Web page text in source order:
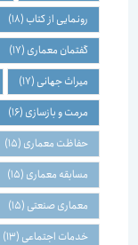
رونمایی از کتاب(18)
گفتمان معماری(17)
میراث جهانی(17)
مرمت و بازسازی(16)
حفاظت معماری(15)
مسابقه معماری(15)
معماری صنعتی(15)
خدمات اجتماعی(13)